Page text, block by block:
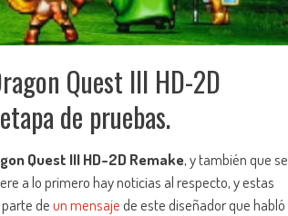
Quest III HD-2D
de pruebas.
Quest III HD-2D Remake, y también que se
a lo primero hay noticias al respecto, y estas
deun mensajede este diseñador que habló